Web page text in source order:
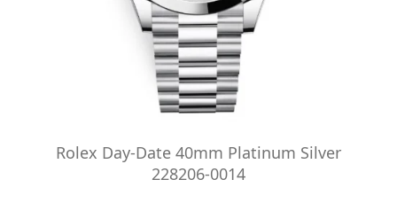
Rolex Day-Date 40mm Platinum Silver
228206-0014